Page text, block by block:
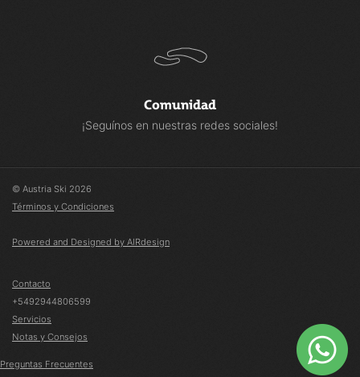
Comunidad
¡Seguínos en nuestras redes sociales!
© Austria Ski 2026
Términos y Condiciones
Powered and Designed by AIRdesign
Contacto
+5492944806599
Servicios
Notas y Consejos
Preguntas Frecuentes